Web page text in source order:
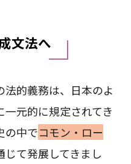
文法へ
的義務は、日本のよ
元的に規定されてき
の中でコモン・ロー
じて発展してきまし